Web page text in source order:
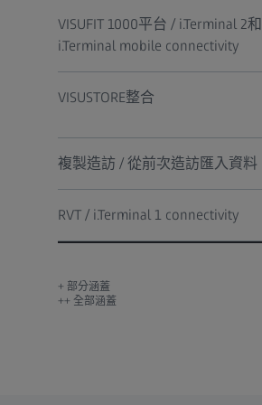
VISUFIT 1000平台 / i.Terminal 2和
i.Terminal mobile connectivity
VISUSTORE整合
複製造訪 / 從前次造訪匯入資料
RVT / i.Terminal 1 connectivity
+ 部分涵蓋
++ 全部涵蓋